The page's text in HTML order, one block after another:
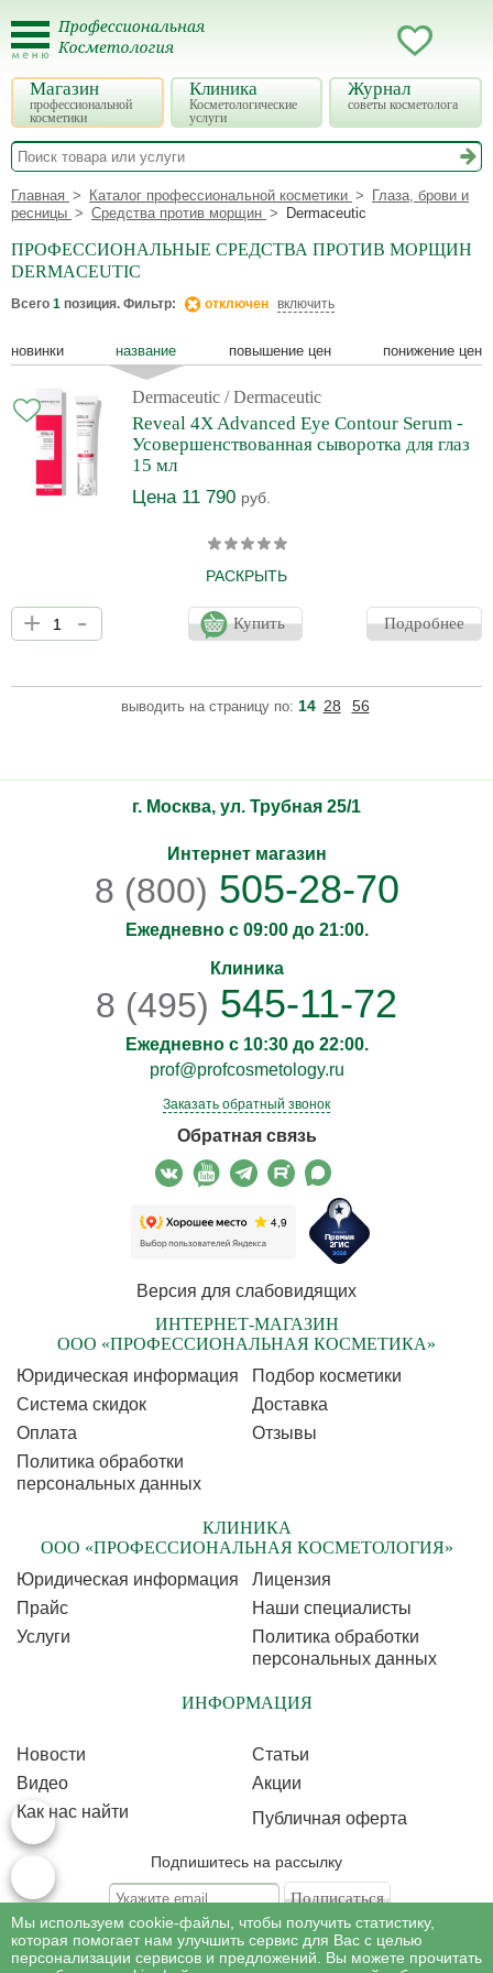
Магазин
профессиональной
косметики
Клиника
Косметологические
услуги
Журнал
советы косметолога
Главная Каталог профессиональной косметики
Глаза, брови и
ресницы
Средства против морщин Dermaceutic
ПРОФЕССИОНАЛЬНЫЕ СРЕДСТВА ПРОТИВ МОРЩИН
DERMACEUTIC
Всего 1 позиция. Фильтр: отключен включить
новинки название повышение цен понижение цен
Dermaceutic / Dermaceutic
Reveal 4X Advanced Eye Contour Serum -
Усовершенствованная сыворотка для глаз
15 мл
Цена 11 790 руб.
РАСКРЫТЬ
Сыворотка специально разработанна для ухода за деликатной
областью контура глаз. Она одновременно решает четыре
основные проблемы: темные круги, отечность, обезвоживание и
избавиться от усталого взгляда. Наличие мощных активных
ингредиентов помогает стимулировать микроциркуляцию,
+ - Купить Подробнее
выводить на страницу по: 14 28 56
г. Москва, ул. Трубная 25/1
Интернет магазин
8 (800) 505-28-70
Ежедневно с 09:00 до 21:00.
Клиника
8 (495) 545-11-72
Ежедневно с 10:30 до 22:00.
prof@profcosmetology.ru
Заказать обратный звонок
Обратная связь
Версия для слабовидящих
ИНТЕРНЕТ-МАГАЗИН
ООО «ПРОФЕССИОНАЛЬНАЯ КОСМЕТИКА»
Юридическая информация
Подбор косметики
Cистема скидок
Доставка
Оплата
Отзывы
Политика обработки
персональных данных
КЛИНИКА
ООО «ПРОФЕССИОНАЛЬНАЯ КОСМЕТОЛОГИЯ»
Юридическая информация
Лицензия
Прайс
Наши специалисты
Услуги
Политика обработки
персональных данных
ИНФОРМАЦИЯ
Новости
Статьи
Видео
Акции
Как нас найти
Публичная оферта
Подпишитесь на рассылку
Подписываясь на рассылку, Вы соглашаетесь c условиями политикиобработки
персональных данных
Мы используем cookie-файлы, чтобы получить статистику,
которая помогает нам улучшить сервис для Вас с целью
персонализации сервисов и предложений. Вы можете прочитать